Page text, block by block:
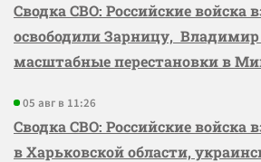
Сводка СВО: Российские войска
освободили Зарницу,
масштабные перестановки в
05 авг в 11:26
Сводка СВО: Российские войска
в Харьковской области,